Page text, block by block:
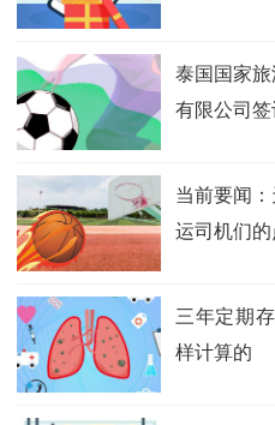
泰国国家
有限公司
当前要闻
运司机们
三年定期
样计算的